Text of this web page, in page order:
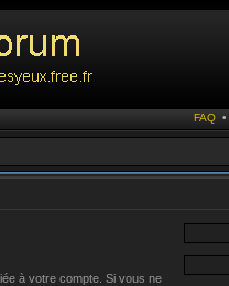
FAQ
à votre compte. Si vous ne